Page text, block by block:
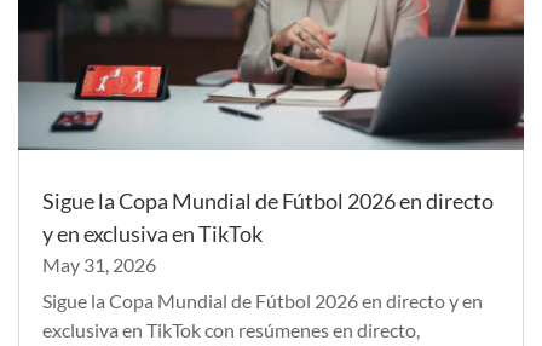
Sigue la Copa Mundial de Fútbol 2026 en directo
y en exclusiva en TikTok
May 31, 2026
Sigue la Copa Mundial de Fútbol 2026 en directo y en
exclusiva en TikTok con resúmenes en directo,